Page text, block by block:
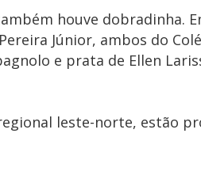
houve dobradinha.
Júnior, ambos do
e prata de Ellen
leste-norte, estão